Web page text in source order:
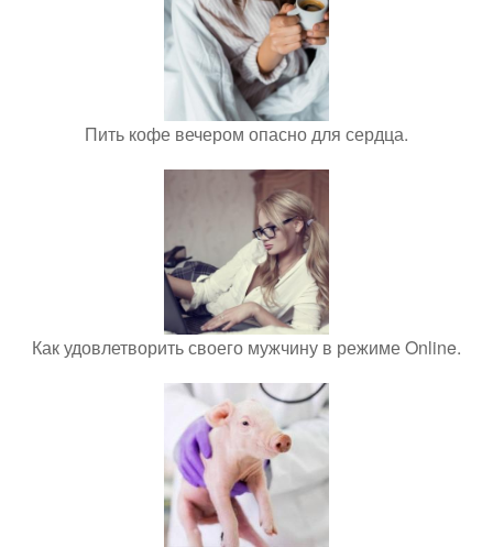
Пить кофе вечером опасно для сердца.
Как удовлетворить своего мужчину в режиме Online.